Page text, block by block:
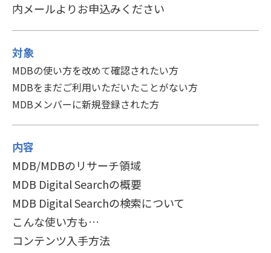
内メールよりお申込みください
対象
MDBの使い方を改めて確認されたい方
MDBをまだご利用いただいたことがない方
MDBメンバーに新規登録された方
内容
MDB/MDBのリサーチ領域
MDB Digital Searchの概要
MDB Digital Searchの検索について
こんな使い方も…
コンテンツ入手方法